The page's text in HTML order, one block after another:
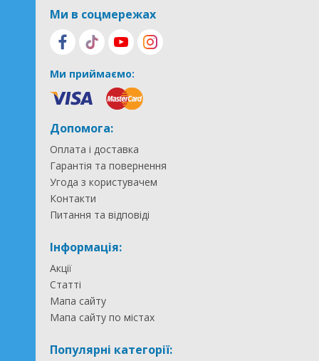
Ми в соцмережах
Ми приймаємо:
Допомога:
Оплата і доставка
Гарантія та повернення
Угода з користувачем
Контакти
Питання та відповіді
Інформація:
Акції
Статті
Мапа сайту
Мапа сайту по містах
Популярні категорії: